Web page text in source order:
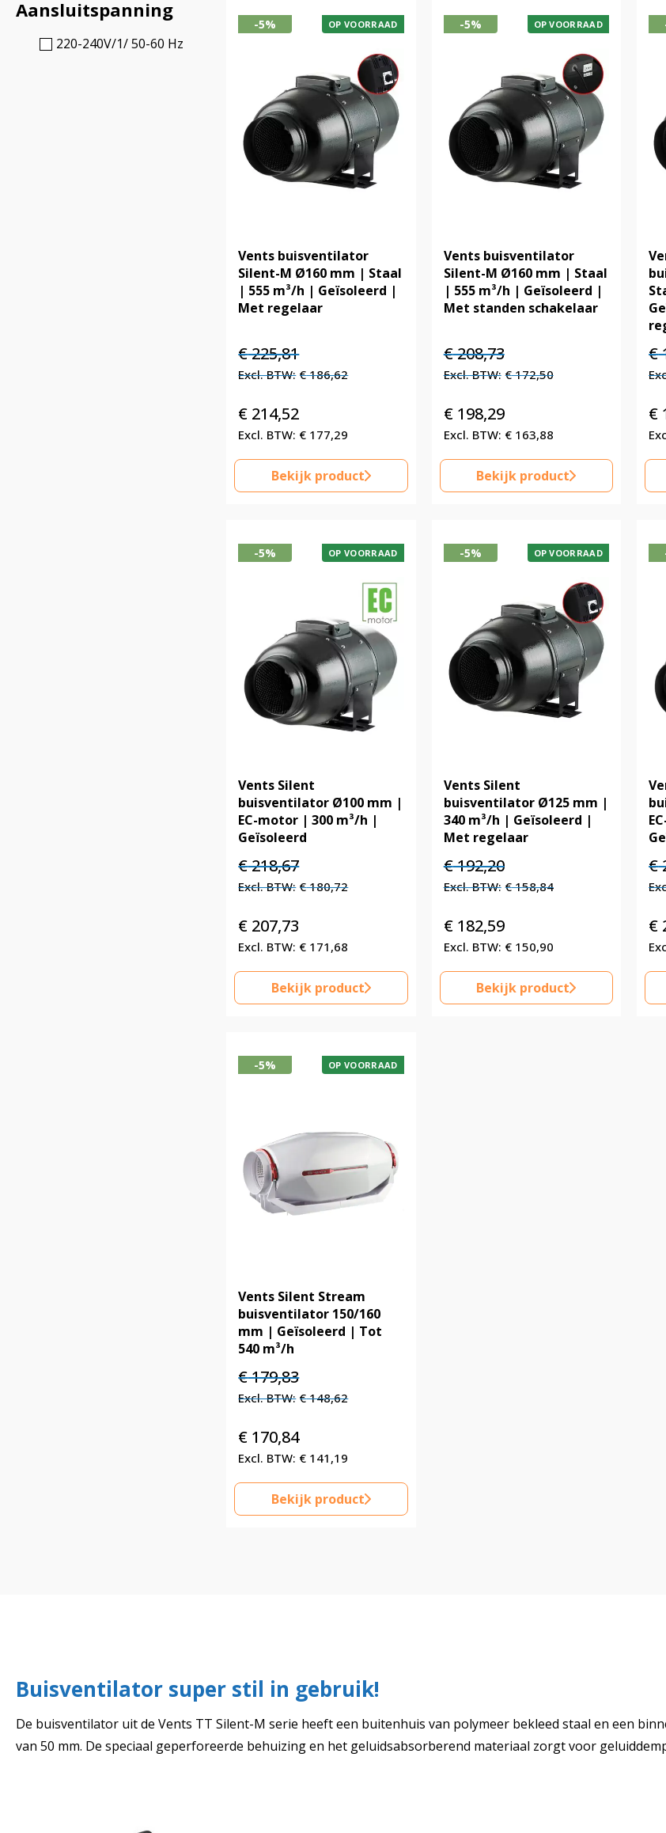
Aansluitspanning
220-240V/1/ 50-60 Hz
-5% OP VOORRAAD
Vents buisventilator
Silent-M Ø160 mm | Staal
| 555 m³/h | Geïsoleerd |
Met regelaar
Oorspronkelijke
prijs
€ 225,81.
€225,81Huidige
prijs
€186,62
€ 214,52
€ 177,29
Bekijk product
-5% OP VOORRAAD
Vents buisventilator
Silent-M Ø160 mm | Staal
| 555 m³/h | Geïsoleerd |
Met standen schakelaar
Oorspronkelijke
prijs
€ 208,73.
€208,73Huidige
prijs
€ 208,73.
€172,50
€198,29
€163,88
Bekijk product
€
€
€
-5% OP VOORRAAD
Vents Silent
buisventilator Ø100 mm |
EC-motor | 300 m³/h |
Geïsoleerd
Oorspronkelijke
prijs
€ 218,67.
€218,67Huidige
prijs
€180,72
€ 207,73
€ 171,68
Bekijk product
-5% OP VOORRAAD
Vents Silent
buisventilator Ø125 mm |
340 m³/h | Geïsoleerd |
Met regelaar
Oorspronkelijke
prijs
€ 192,20.
€192,20Huidige
prijs
€ 192,20.
€158,84
€182,59
€150,90
Bekijk product
€
€
€
-5% OP VOORRAAD
Vents Silent Stream
buisventilator 150/160
mm | Geïsoleerd | Tot
540 m³/h
Oorspronkelijke
prijs
€ 179,83.
€179,83Huidige
prijs
€148,62
€ 170,84
€ 141,19
Bekijk product
Buisventilator super stil in gebruik!
De buisventilator uit de Vents TT Silent-M serie heeft een buitenhuis van polymeer bekleed staal en een
van 50 mm. De speciaal geperforeerde behuizing en het geluidsabsorberend materiaal zorgt voor